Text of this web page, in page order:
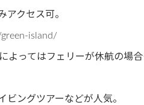
アクセス可。
island/
よってはフェリーが休航の場
ビングツアーなどが人気。